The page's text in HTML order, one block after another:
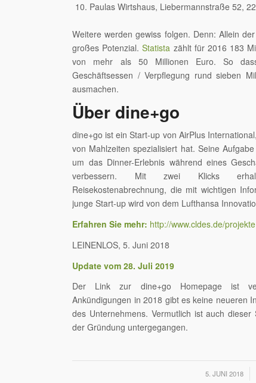
Paulas Wirtshaus, Liebermannstraße 52,
Weitere werden gewiss folgen. Denn: Allein
großes Potenzial.Statista zählt für 2016 183
von mehr als 50 Millionen Euro. So
Geschäftsessen / Verpflegung rund sieben
ausmachen.
Über dine+go
dine+go ist ein Start-up von AirPlus
von Mahlzeiten spezialisiert hat. Seine
um das Dinner-Erlebnis während eines
verbessern. Mit zwei Klicks
Reisekostenabrechnung, die mit wichtigen
junge Start-up wird von dem Lufthansa
Erfahren Sie mehr: http://www.cldes.de/projekte
LEINENLOS, 5. Juni 2018
Update vom 28. Juli 2019
Der Link zur dine+go Homepage ist
Ankündigungen in 2018 gibt es keine neueren
des Unternehmens. Vermutlich ist auch
der Gründung untergegangen.
5. JUNI 2018
/